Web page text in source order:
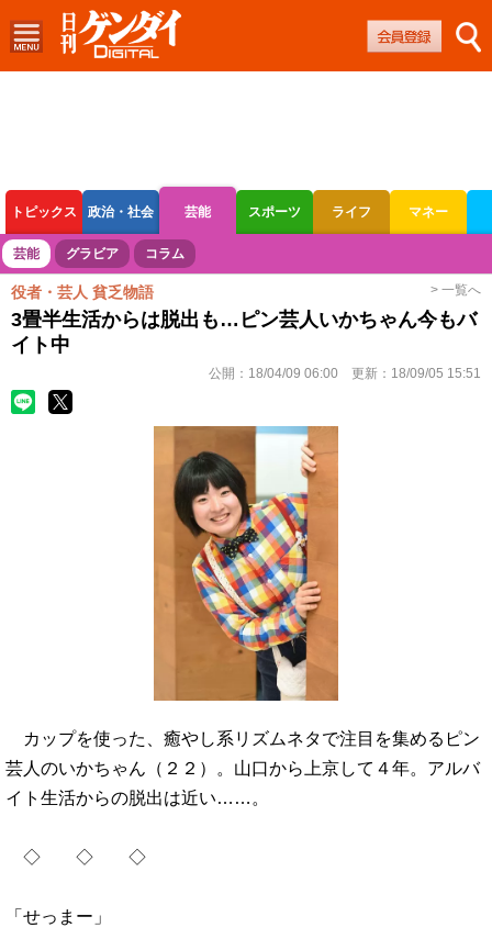
トピックス 政治・社会 芸能 スポーツ ライフ マネー
ボートレース 競輪 オートレース
芸能 グラビア コラム
役者・芸人 貧乏物語 > 一覧へ
3畳半生活からは脱出も…ピン芸人いかちゃん今もバ
イト中
公開： 18/04/09 06:00 更新： 18/09/05 15:51
カップを使った、癒やし系リズムネタで注目を集めるピン
芸人のいかちゃん（２２）。山口から上京して４年。アルバ
イト生活からの脱出は近い……。
◇ ◇ ◇
「せっまー」